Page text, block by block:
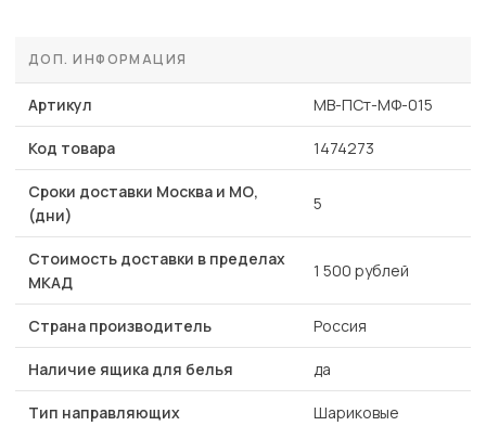
ДОП. ИНФОРМАЦИЯ
Артикул MB-ПСт-МФ-015
Код товара 1474273
Сроки доставки Москва и МО,
(дни)
5
Стоимость доставки в пределах
МКАД
1 500 рублей
Страна производитель Россия
Наличие ящика для белья да
Тип направляющих Шариковые